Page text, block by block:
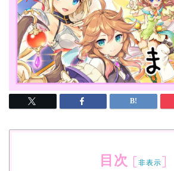
目次 [非表示]